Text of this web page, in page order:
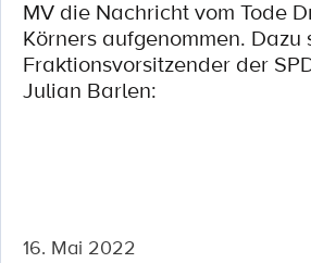
MV die Nachricht vom Tode
Körners aufgenommen. Dazu
Fraktionsvorsitzender der
Julian Barlen:
16. Mai 2022